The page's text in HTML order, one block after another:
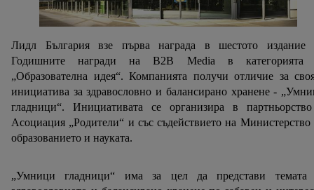
Лидл България взе първа награда в шестото издание
Годишните награди на B2B Media в категорията
„Образователна идея“. Компанията получи отличие за
инициатива за здравословно и балансирано хранене -
гладници“. Инициативата се организира в
Асоциация „Родители“ и със съдействието на Министерство
образованието и науката.
„Умници гладници“ има за цел да представи темата